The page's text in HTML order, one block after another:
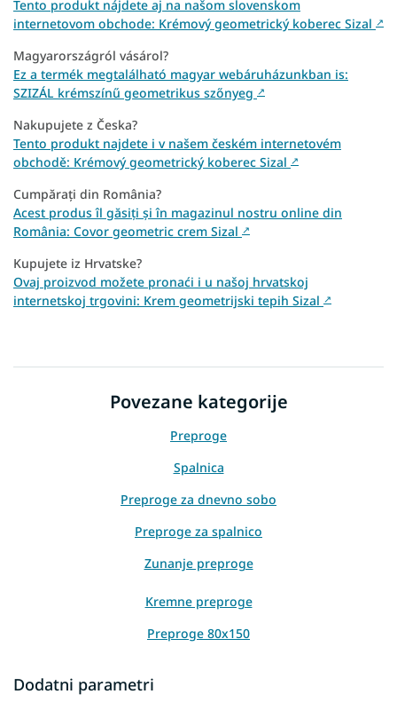
Tento produkt nájdete aj na našom slovenskom
internetovom obchode: Krémový geometrický koberec Sizal ↗
Magyarországról vásárol?
Ez a termék megtalálható magyar webáruházunkban is:
SZIZÁL krémszínű geometrikus szőnyeg ↗
Nakupujete z Česka?
Tento produkt najdete i v našem českém internetovém
obchodě: Krémový geometrický koberec Sizal ↗
Cumpărați din România?
Acest produs îl găsiți și în magazinul nostru online din
România: Covor geometric crem Sizal ↗
Kupujete iz Hrvatske?
Ovaj proizvod možete pronaći i u našoj hrvatskoj
internetskoj trgovini: Krem geometrijski tepih Sizal ↗
Povezane kategorije
Preproge
Spalnica
Preproge za dnevno sobo
Preproge za spalnico
Zunanje preproge
Kremne preproge
Preproge 80x150
Dodatni parametri